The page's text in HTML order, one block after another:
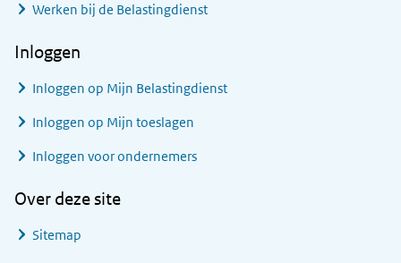
Werken bij de Belastingdienst
Inloggen
Inloggen op Mijn Belastingdienst
Inloggen op Mijn toeslagen
Inloggen voor ondernemers
Over deze site
Sitemap